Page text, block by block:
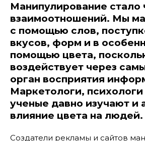
Манипулирование стало
взаимоотношений. Мы
с помощью слов,
вкусов, форм и в
помощью цвета,
воздействует через
орган восприятия
Маркетологи,
ученые давно изучают и
влияние цвета на людей.
Создатели рекламы и сайтов